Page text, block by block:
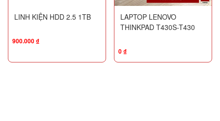
LINH KIỆN HDD 2.5 1TB
900.000₫
LAPTOP LENOVO
THINKPAD T430S-T430
0₫